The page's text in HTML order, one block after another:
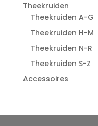
Theekruiden
Theekruiden A-G
Theekruiden H-M
Theekruiden N-R
Theekruiden S-Z
Accessoires